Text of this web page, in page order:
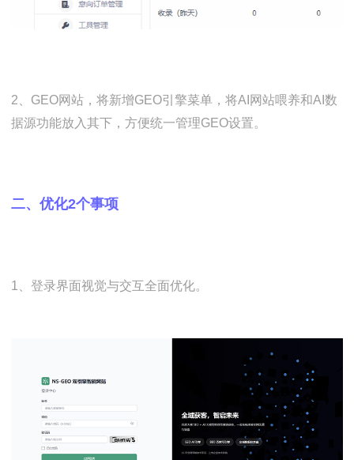
2、GEO网站，将新增GEO引擎菜单，将AI网站喂养和AI数
据源功能放入其下，方便统一管理GEO设置。
二、优化2个事项
1、登录界面视觉与交互全面优化。